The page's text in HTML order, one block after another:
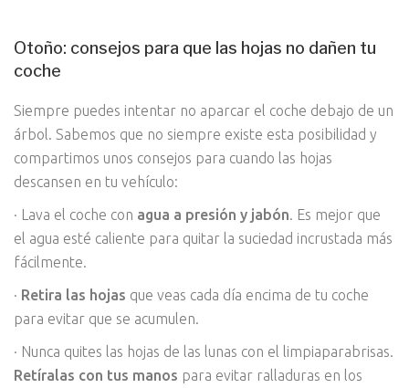
Otoño: consejos para que las hojas no dañen tu
coche
Siempre puedes intentar no aparcar el coche debajo de un
árbol. Sabemos que no siempre existe esta posibilidad y
compartimos unos consejos para cuando las hojas
descansen en tu vehículo:
· Lava el coche con agua a presión y jabón. Es mejor que
el agua esté caliente para quitar la suciedad incrustada más
fácilmente.
· Retira las hojas que veas cada día encima de tu coche
para evitar que se acumulen.
· Nunca quites las hojas de las lunas con el limpiaparabrisas.
Retíralas con tus manos para evitar ralladuras en los